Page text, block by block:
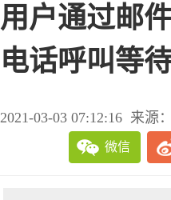
用户通过邮
电话呼叫等
2021-03-03 07:12:16 来源：
微信